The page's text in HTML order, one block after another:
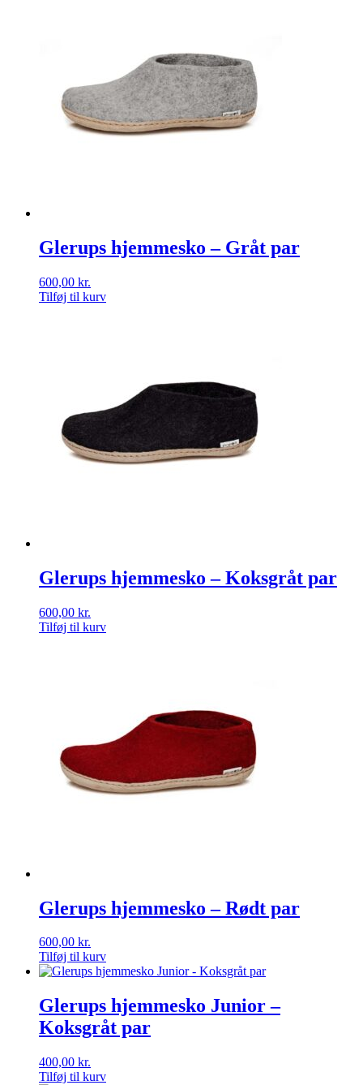
Glerups hjemmesko – Gråt par
600,00 kr.
Tilføj til kurv
Glerups hjemmesko – Koksgråt par
600,00 kr.
Tilføj til kurv
Glerups hjemmesko – Rødt par
600,00 kr.
Tilføj til kurv
Glerups hjemmesko Junior –
Koksgråt par
400,00 kr.
Tilføj til kurv